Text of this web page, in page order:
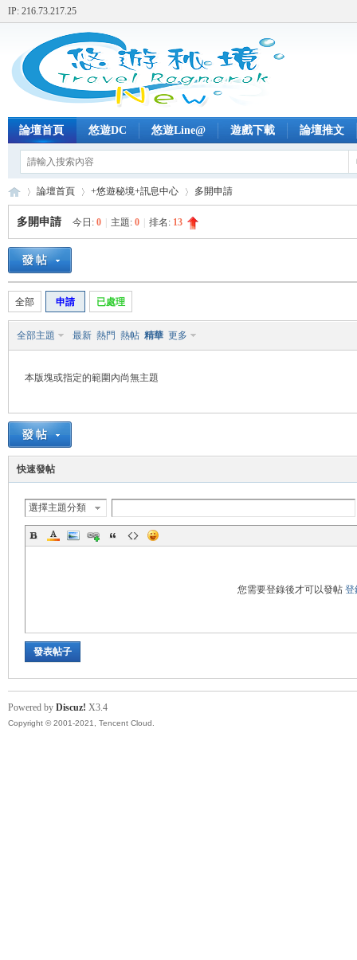
IP: 216.73.217.25
論壇首頁 悠遊DC 悠遊Line@ 遊戲下載 論壇推文
悠
»
論壇首頁 +悠遊秘境+訊息中心 多開申請
多開申請 今日: 0 主題: 0 排名: 13
全部 申請 已處理
全部主題 最新 熱門 熱帖 精華 更多
本版塊或指定的範圍內尚無主題
快速發帖
選擇主題分類
您需要登錄後才可以發帖 登
發表帖子
Powered by Discuz! X3.4
Copyright © 2001-2021, Tencent Cloud.